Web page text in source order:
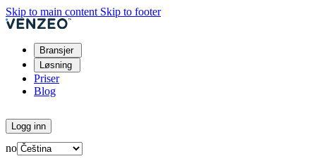
Skip to main content Skip to footer
Bransjer
Løsning
Priser
Blog
Logg inn
no